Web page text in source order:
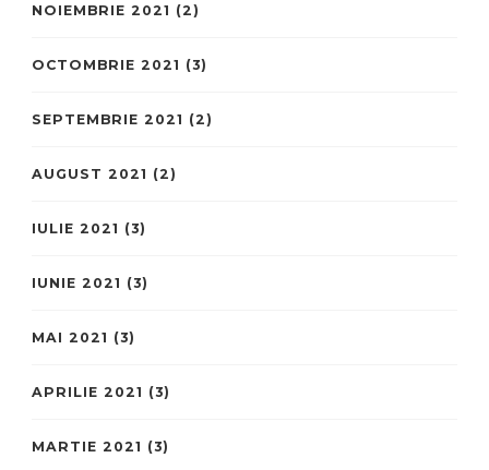
NOIEMBRIE 2021 (2)
OCTOMBRIE 2021 (3)
SEPTEMBRIE 2021 (2)
AUGUST 2021 (2)
IULIE 2021 (3)
IUNIE 2021 (3)
MAI 2021 (3)
APRILIE 2021 (3)
MARTIE 2021 (3)